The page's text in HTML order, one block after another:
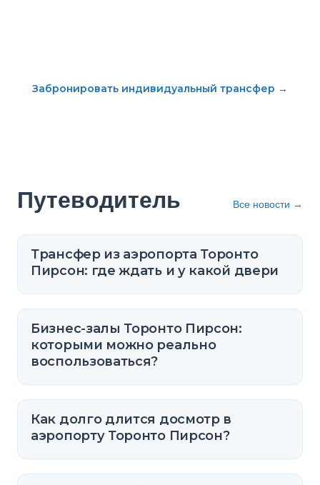
Забронировать индивидуальный трансфер →
Путеводитель Все новости →
Трансфер из аэропорта Торонто
Пирсон: где ждать и у какой двери
Бизнес-залы Торонто Пирсон:
которыми можно реально
воспользоваться?
Как долго длится досмотр в
аэропорту Торонто Пирсон?